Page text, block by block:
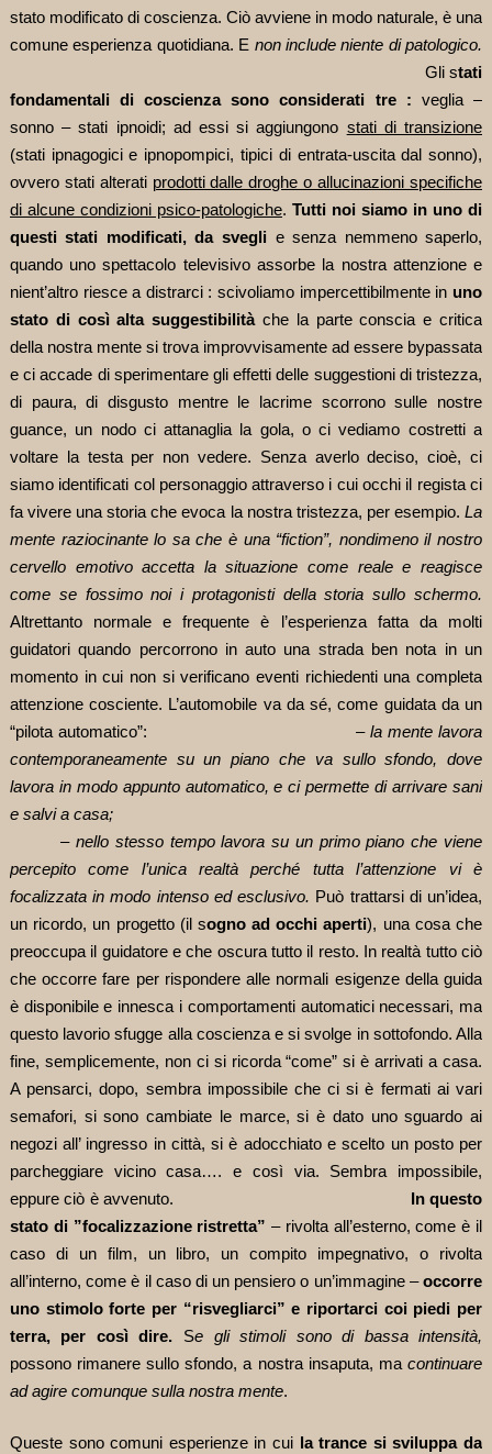
stato modificato di coscienza. Ciò avviene in modo naturale, è una
comune esperienza quotidiana. E non include niente di patologico.
Gli stati
fondamentali di coscienza sono considerati tre : veglia –
sonno – stati ipnoidi; ad essi si aggiungono stati di transizione
(stati ipnagogici e ipnopompici, tipici di entrata-uscita dal sonno),
ovvero stati alterati prodotti dalle droghe o allucinazioni specifiche
di alcune condizioni psico-patologiche. Tutti noi siamo in uno di
questi stati modificati, da svegli e senza nemmeno saperlo,
quando uno spettacolo televisivo assorbe la nostra attenzione e
nient’altro riesce a distrarci : scivoliamo impercettibilmente in uno
stato di così alta suggestibilitàche la parte conscia e critica
della nostra mente si trova improvvisamente ad essere bypassata
e ci accade di sperimentare gli effetti delle suggestioni di tristezza,
di paura, di disgusto mentre le lacrime scorrono sulle nostre
guance, un nodo ci attanaglia la gola, o ci vediamo costretti a
voltare la testa per non vedere. Senza averlo deciso, cioè, ci
siamo identificati col personaggio attraverso i cui occhi il regista ci
fa vivere una storia che evoca la nostra tristezza, per esempio.La
mente raziocinante lo sa che è una “fiction”, nondimeno il nostro
cervello emotivo accetta la situazione come reale e reagisce
come se fossimo noi i protagonisti della storia sullo schermo.
Altrettanto normale e frequente è l’esperienza fatta da molti
guidatori quando percorrono in auto una strada ben nota in un
momento in cui non si verificano eventi richiedenti una completa
attenzione cosciente. L’automobile va da sé, come guidata da un
“pilota automatico”: –la mente lavora
contemporaneamente su un piano che va sullo sfondo, dove
lavora in modo appunto automatico, e ci permette di arrivare sani
e salvi a casa;
– nello stesso tempo lavora su un primo piano che viene
percepito come l’unica realtà perché tutta l’attenzione vi è
focalizzata in modo intenso ed esclusivo. Può trattarsi di un’idea,
un ricordo, un progetto (il sogno ad occhi aperti), una cosa che
preoccupa il guidatore e che oscura tutto il resto. In realtà tutto ciò
che occorre fare per rispondere alle normali esigenze della guida
è disponibile e innesca i comportamenti automatici necessari, ma
questo lavorio sfugge alla coscienza e si svolge in sottofondo. Alla
fine, semplicemente, non ci si ricorda “come” si è arrivati a casa.
A pensarci, dopo, sembra impossibile che ci si è fermati ai vari
semafori, si sono cambiate le marce, si è dato uno sguardo ai
negozi all’ ingresso in città, si è adocchiato e scelto un posto per
parcheggiare vicino casa…. e così via. Sembra impossibile,
eppure ciò è avvenuto. In questo
stato di ”focalizzazione ristretta” – rivolta all’esterno, come è il
caso di un film, un libro, un compito impegnativo, o rivolta
all’interno, come è il caso di un pensiero o un’immagine –occorre
uno stimolo forte per “risvegliarci” e riportarci coi piedi per
terra, per così dire. Se gli stimoli sono di bassa intensità,
possono rimanere sullo sfondo, a nostra insaputa, macontinuare
ad agire comunque sulla nostra mente.
Queste sono comuni esperienze in cui la trance si sviluppa da